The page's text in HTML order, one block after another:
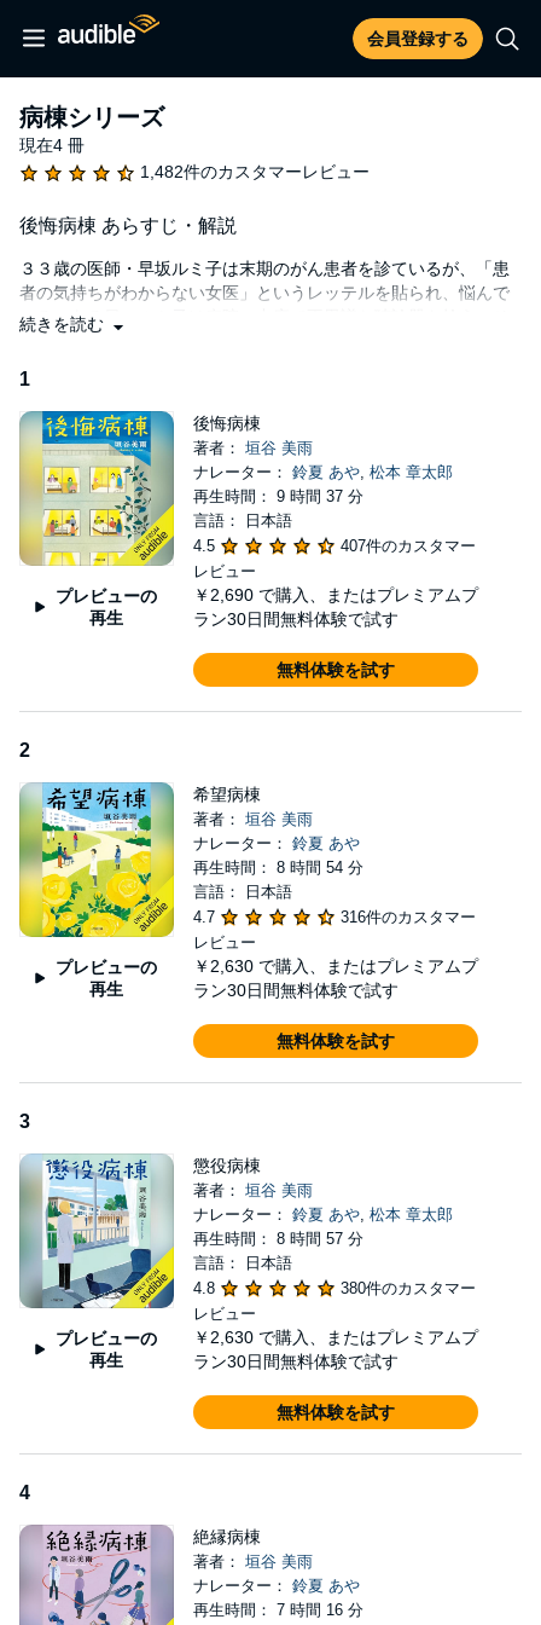
会員登録する
病棟シリーズ
現在4 冊
1,482件のカスタマーレビュー
後悔病棟 あらすじ・解説
３３歳の医師・早坂ルミ子は末期のがん患者を診ているが、「患
者の気持ちがわからない女医」というレッテルを貼られ、悩んで
いる。ある日、ルミ子は病院の中庭で不思議な聴診器を拾う。そ
「過去に戻って、もう一度、人生をやり直したい」
聴診器の力を借りて、”もうひとつの人生”の扉を開けた患者たちが
見たものは――!?
●dream――千木良小都子（３３歳）母は大女優。「芸能界デビュ
ー」の夢を諦めきれなくて…
●family――日向慶一（３７歳）俺はもうすぐ死ぬというのに、な
ぜ妻は金の話ばかりするのか。
●marriage――雪村千登勢（７６歳）娘の幸せを奪ったのは私だ。
結婚に反対したから、４６歳の今も独り身で…
●friend――八重樫光司（４５歳）中三の時の、爽子をめぐるあ
の”事件”。俺が罪をかぶるべきだった。
もしも、この歳で死ぬことを知っていたら…
くヒューマン・ドラマ!!
©Miu Kakiya 2017 (P)2023 Audible, Inc.
続きを読む
1
プレビューの
再生
後悔病棟
著者： 垣谷 美雨
ナレーター： 鈴夏 あや, 松本 章太郎
再生時間： 9 時間 37 分
言語： 日本語
4.5
407件のカスタマー
レビュー
￥2,690 で購入、またはプレミアムプ
ラン30日間無料体験で試す
無料体験を試す
2
プレビューの
再生
希望病棟
著者： 垣谷 美雨
ナレーター： 鈴夏 あや
再生時間： 8 時間 54 分
言語： 日本語
4.7
316件のカスタマー
レビュー
￥2,630 で購入、またはプレミアムプ
ラン30日間無料体験で試す
無料体験を試す
3
プレビューの
再生
懲役病棟
著者： 垣谷 美雨
ナレーター： 鈴夏 あや, 松本 章太郎
再生時間： 8 時間 57 分
言語： 日本語
4.8
380件のカスタマー
レビュー
￥2,630 で購入、またはプレミアムプ
ラン30日間無料体験で試す
無料体験を試す
4
絶縁病棟
著者： 垣谷 美雨
ナレーター： 鈴夏 あや
再生時間： 7 時間 16 分